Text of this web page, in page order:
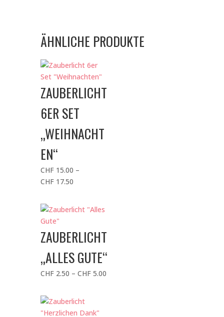
ÄHNLICHE PRODUKTE
ZAUBERLICHT
6ER SET
„WEIHNACHT
EN“
CHF15.00 –
CHF17.50Preisspanne:
ZAUBERLICHT
„ALLES GUTE“
CHF2.50 – CHF5.00Preisspanne: